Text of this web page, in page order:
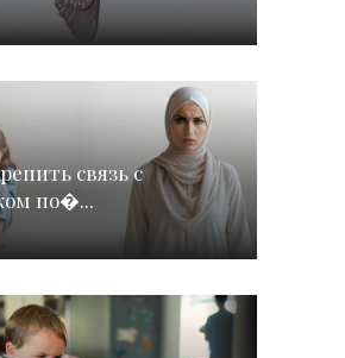
связь с
по�...